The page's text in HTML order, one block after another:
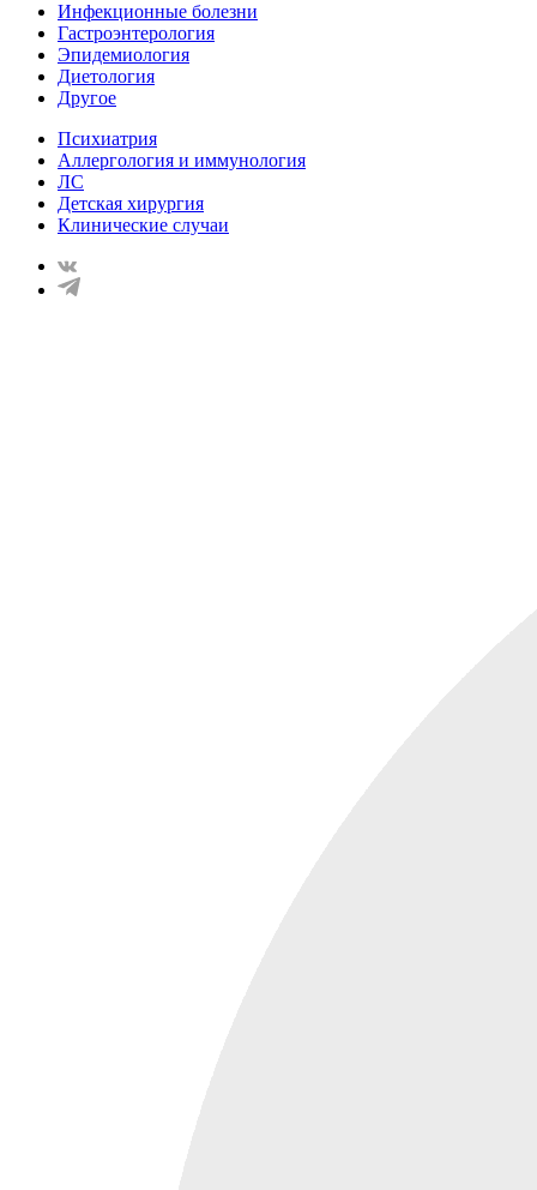
Инфекционные болезни
Гастроэнтерология
Эпидемиология
Диетология
Другое
Психиатрия
Аллергология и иммунология
ЛС
Детская хирургия
Клинические случаи